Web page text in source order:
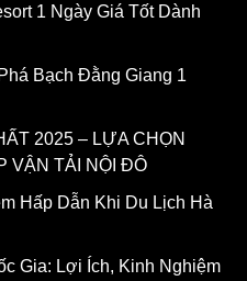
1 Ngày Giá Tốt Dành
Bạch Đằng Giang 1
2025 – LỰA CHỌN
VẬN TẢI NỘI ĐÔ
Hấp Dẫn Khi Du Lịch Hà
Gia: Lợi Ích, Kinh Nghiệm